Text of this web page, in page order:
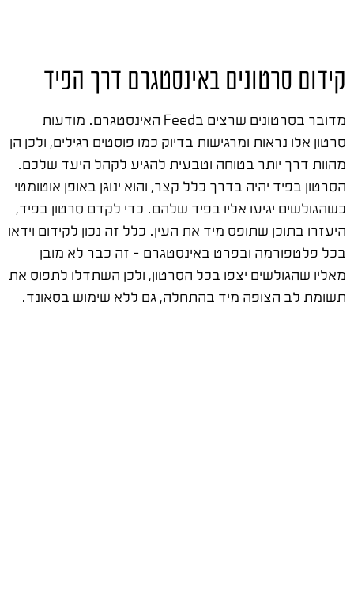
קידום סרטונים באינסטגרם דרך הפיד
מדובר בסרטונים שרצים בFeed האינסטגרם. מודעות
סרטון אלו נראות ומרגישות בדיוק כמו פוסטים רגילים, ולכן הן
מהוות דרך יותר בטוחה וטבעית להגיע לקהל היעד שלכם.
הסרטון בפיד יהיה בדרך כלל קצר, והוא ינוגן באופן אוטומטי
כשהגולשים יגיעו אליו בפיד שלהם. כדי לקדם סרטון בפיד,
היעזרו בתוכן שתופס מיד את העין. כלל זה נכון לקידום וידאו
בכל פלטפורמה ובפרט באינסטגרם – זה כבר לא מובן
מאליו שהגולשים יצפו בכל הסרטון, ולכן השתדלו לתפוס את
תשומת לב הצופה מיד בהתחלה, גם ללא שימוש בסאונד.